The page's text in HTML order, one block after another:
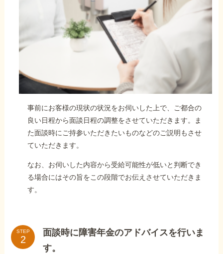
事前にお客様の現状の状況をお伺いした上で、ご都合の
良い日程から面談日程の調整をさせていただきます。ま
た面談時にご持参いただきたいものなどのご説明もさせ
ていただきます。
なお、お伺いした内容から受給可能性が低いと判断でき
る場合にはその旨をこの段階でお伝えさせていただきま
す。
STEP
面談時に障害年金のアドバイスを行いま
す。